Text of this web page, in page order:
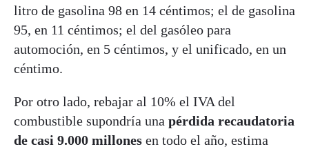
litro de gasolina 98 en 14 céntimos; el de gasolina
95, en 11 céntimos; el del gasóleo para
automoción, en 5 céntimos, y el unificado, en un
céntimo.
Por otro lado, rebajar al 10% el IVA del
combustible supondría una pérdida recaudatoria
de casi 9.000 millones en todo el año, estima